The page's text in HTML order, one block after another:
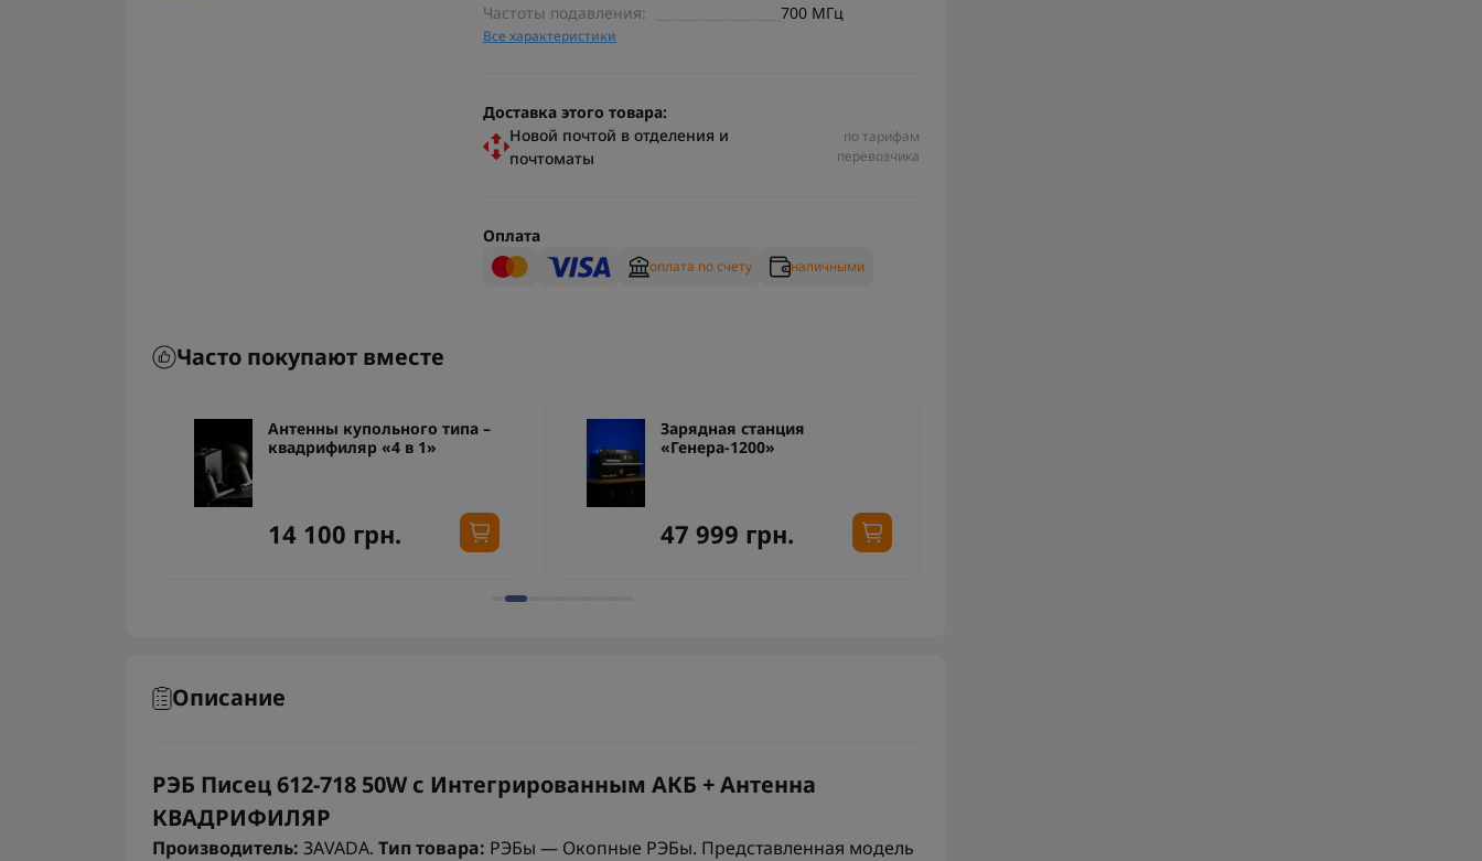
Частоты подавления:
700 МГц
Все характеристики
Доставка этого товара:
Новой почтой в отделения и
почтоматы
по тарифам
перевозчика
Оплата
оплата по счету наличными
Часто покупают вместе
Антенны купольного типа –
квадрифиляр «4 в 1»
14 100 грн.
Зарядная станция
«Генера-1200»
47 999 грн.
Описание
РЭБ Писец 612-718 50W с Интегрированным АКБ + Антенна
КВАДРИФИЛЯР
Производитель: ЗАVADA. Тип товара: РЭБы — Окопные РЭБы. Представленная модель